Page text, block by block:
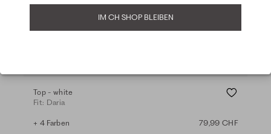
Top - white
Fit: Daria
+ 4 Farben 79,99 CHF
IM CH SHOP BLEIBEN